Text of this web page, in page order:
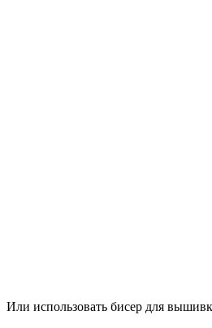
Или использовать бисер для